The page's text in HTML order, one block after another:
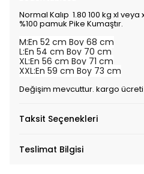
Normal Kalıp 1.80 100 kg xl
%100 pamuk Pike Kumaştır.
M:En 52 cm Boy 68 cm
L:En 54 cm Boy 70 cm
XL:En 56 cm Boy 71 cm
XXL:En 59 cm Boy 73 cm
Değişim mevcuttur. kargo ücreti
Taksit Seçenekleri
Teslimat Bilgisi